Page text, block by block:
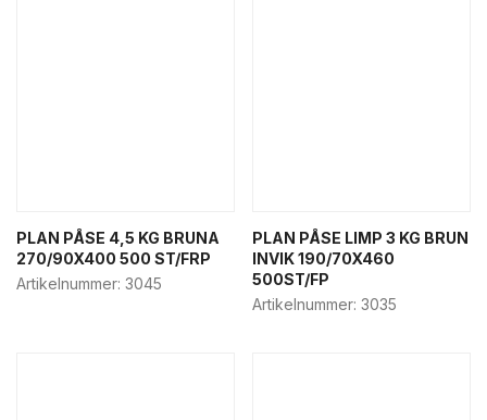
PLAN PÅSE 4,5 KG BRUNA
270/90X400 500 ST/FRP
Artikelnummer: 3045
PLAN PÅSE LIMP 3 KG BRUN
INVIK 190/70X460
500ST/FP
Artikelnummer: 3035